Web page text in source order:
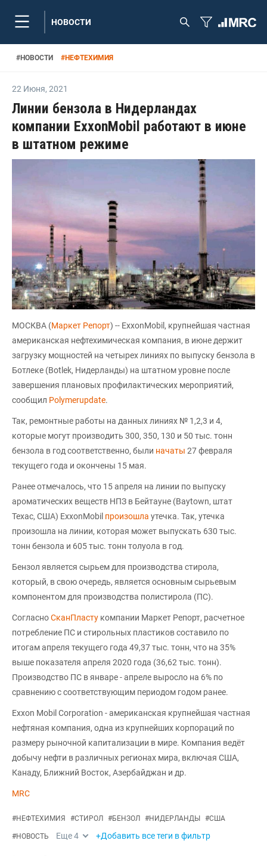
НОВОСТИ
#НОВОСТИ #НЕФТЕХИМИЯ
22 Июня, 2021
Линии бензола в Нидерландах
компании ExxonMobil работают в июне
в штатном режиме
МОСКВА (Маркет Репорт) -- ExxonMobil, крупнейшая частная
американская нефтехимическая компания, в июне держит
загрузку мощностей на четырех линиях по выпуску бензола в
Ботлеке (Botlek, Нидерланды) на штатном уровне после
завершения плановых профилактических мероприятий,
сообщил Polymerupdate.
Так, ремонтные работы на данных линиях № 1,2,3 и 4,
которые могут производить 300, 350, 130 и 50 тыс. тонн
бензола в год соответственно, были начаты 27 февраля
текущего года и окончены 15 мая.
Ранее отмечалось, что 15 апреля на линии по выпуску
ароматических веществ НПЗ в Бейтауне (Baytown, штат
Техас, США) ExxonMobil произошла утечка. Так, утечка
произошла на линии, которая может выпускать 630 тыс.
тонн бензола и 605 тыс. тонн толуола в год.
Бензол является сырьем для производства стирола,
который, в свою очередь, является основным сырьевым
компонентом для производства полистирола (ПС).
СогласноСканПласту компании Маркет Репорт, расчетное
потребление ПС и стирольных пластиков составило по
итогам апреля текущего года 49,37 тыс. тонн, что на 35%
выше показателя апреля 2020 года (36,62 тыс. тонн).
Производство ПС в январе - апреле выросло на 6% по
сравнению с соответствующим периодом годом ранее.
Exxon Mobil Corporation - американская крупнейшая частная
нефтяная компания, одна из крупнейших корпораций по
размеру рыночной капитализации в мире. Компания ведёт
добычу нефти в различных регионах мира, включая США,
Канаду, Ближний Восток, Азербайджан и др.
MRC
#НЕФТЕХИМИЯ #СТИРОЛ #БЕНЗОЛ #НИДЕРЛАНДЫ #США
#НОВОСТЬ Еще4 +Добавить все теги в фильтр